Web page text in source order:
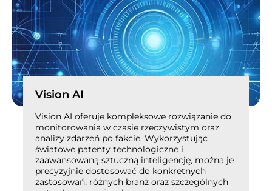
Vision AI
Vision AI oferuje kompleksowe rozwiązanie do
monitorowania w czasie rzeczywistym oraz
analizy zdarzeń po fakcie. Wykorzystując
światowe patenty technologiczne i
zaawansowaną sztuczną inteligencję, można je
precyzyjnie dostosować do konkretnych
zastosowań, różnych branż oraz szczególnych